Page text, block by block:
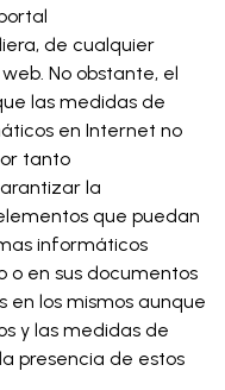
de cualquier
No obstante, el
las medidas de
en Internet no
tanto
la
que puedan
informáticos
o en sus documentos
en los mismos aunque
y las medidas de
presencia de estos